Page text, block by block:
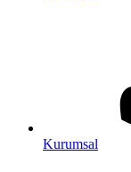
Kurumsal